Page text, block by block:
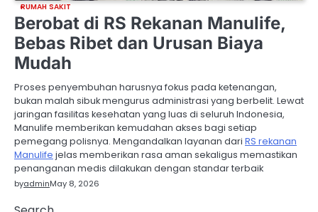
RUMAH SAKIT
Berobat di RS Rekanan Manulife,
Bebas Ribet dan Urusan Biaya
Mudah
Proses penyembuhan harusnya fokus pada ketenangan,
bukan malah sibuk mengurus administrasi yang berbelit. Lewat
jaringan fasilitas kesehatan yang luas di seluruh Indonesia,
Manulife memberikan kemudahan akses bagi setiap
pemegang polisnya. Mengandalkan layanan dari RS rekanan
Manulife jelas memberikan rasa aman sekaligus memastikan
penanganan medis dilakukan dengan standar terbaik
byadminMay 8, 2026